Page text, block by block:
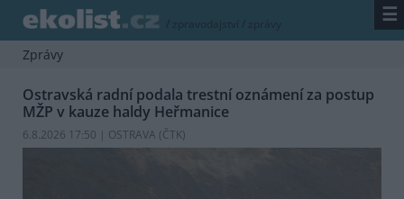
/ zpravodajství / zprávy ☰
Zprávy
Ostravská radní podala trestní oznámení za postup
MŽP v kauze haldy Heřmanice
6.8.2026 17:50 | OSTRAVA (ČTK)